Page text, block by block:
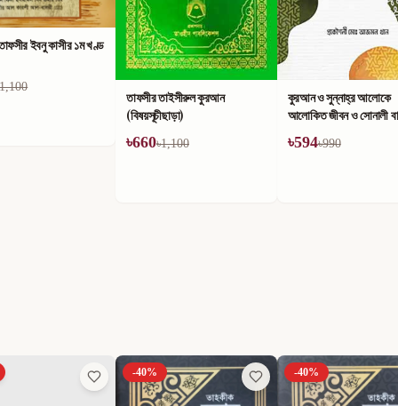
ইবনু কাসীর ১ম খণ্ড
1,100
তাফসীর তাইসীরুল কুরআন
(বিষয়সূচীছাড়া)
৳660৳1,100
কুরআন ও সুন্নাহ্‌র আলোকে
আলোকিত জীবন ও সোনালী
৳594৳990
-40% -40%